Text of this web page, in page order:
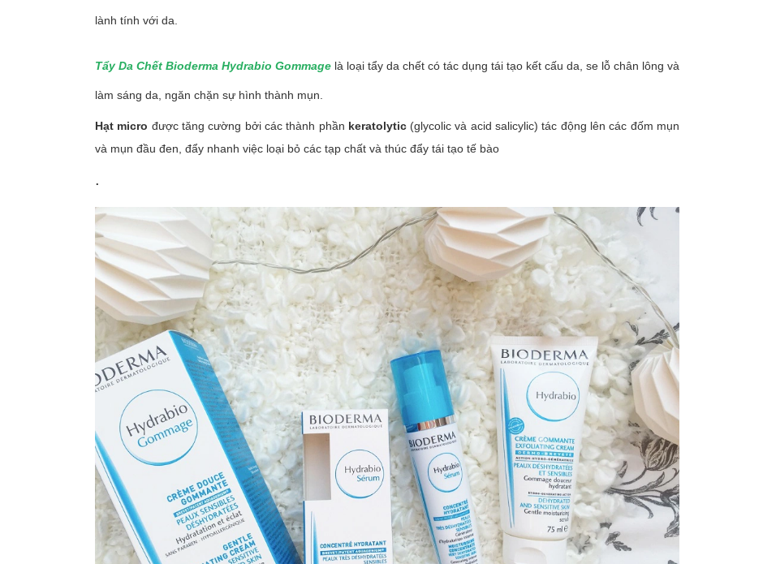
lành tính với da.
Tẩy Da Chết Bioderma Hydrabio Gommage là loại tẩy da chết có tác dụng tái tạo kết cấu da, se lỗ chân lông và
làm sáng da, ngăn chặn sự hình thành mụn.
Hạt micro được tăng cường bởi các thành phần keratolytic(glycolic và acid salicylic) tác động lên các đốm mụn
và mụn đầu đen, đẩy nhanh việc loại bỏ các tạp chất và thúc đẩy tái tạo tế bào
.